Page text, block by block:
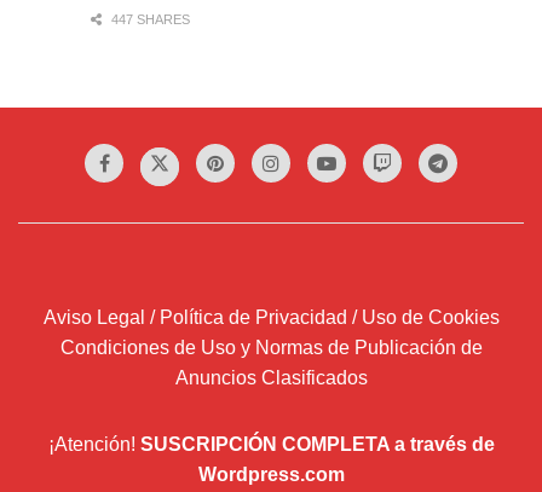
447 SHARES
Aviso Legal / Política de Privacidad / Uso de Cookies
Condiciones de Uso y Normas de Publicación de
Anuncios Clasificados
¡Atención! SUSCRIPCIÓN COMPLETA a través de
Wordpress.com